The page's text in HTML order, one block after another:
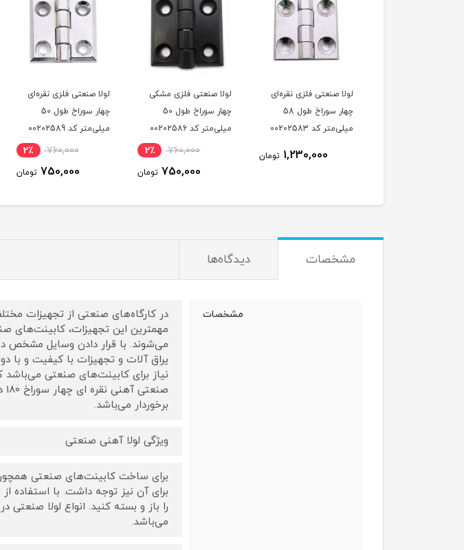
لولا صنعتی فلزی مشکی
چهار سوراخ طول 50
میلی‌متر کد 00202586
760,000 2٪
لولا صنعتی فلزی نقره‌ای
چهار سوراخ طول 50
میلی‌متر کد 00202589
760,000 2٪
750,000 تومان
لولا صنعتی آهنی مشکی
60 در 60 میلی‌متر کد
00202794
570,000 2٪
560,000 تومان
مشخصات دیدگاه‌ها
مشخصات
در کارگاه‌های صنعتی از تجهیزات
مهمترین این تجهیزات، کابینت‌های
می‌شوند. با قرار دادن وسایل مشخص
یراق آلات و تجهیزات با کیفیت و با
نیاز برای کابینت‌های صنعتی
برخوردار می‌باشد.
ویژگی لولا آهنی صنعتی
برای ساخت کابینت‌های صنعتی همچون
را باز و بسته کنید. انواع لولا
می‌باشد.